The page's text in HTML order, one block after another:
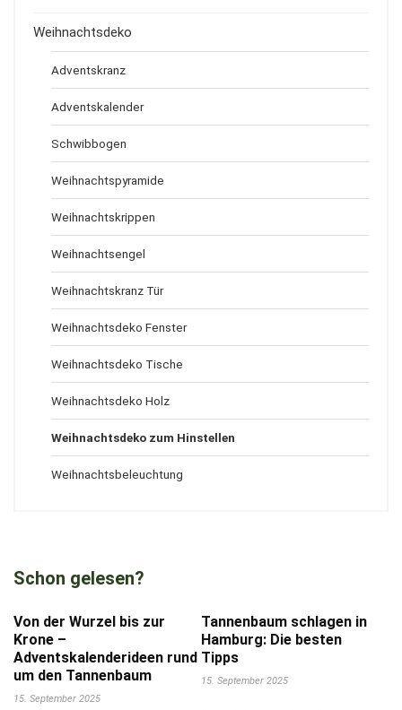
Weihnachtsdeko
Adventskranz
Adventskalender
Schwibbogen
Weihnachtspyramide
Weihnachtskrippen
Weihnachtsengel
Weihnachtskranz Tür
Weihnachtsdeko Fenster
Weihnachtsdeko Tische
Weihnachtsdeko Holz
Weihnachtsdeko zum Hinstellen
Weihnachtsbeleuchtung
Schon gelesen?
Von der Wurzel bis zur
Krone –
Adventskalenderideen rund
um den Tannenbaum
15. September 2025
Tannenbaum schlagen in
Hamburg: Die besten
Tipps
15. September 2025